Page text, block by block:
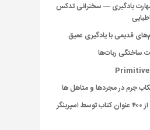
یادگیری — سخنرانی تدکس
قدیمی با یادگیری عمیق
ساختگی ربات‌ها
جرم در مجردها و متاهل ها
رایگان شدن بیش از ۴۰۰ عنوان کتاب توسط اسپرینگر